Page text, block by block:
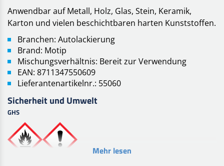
Anwendbar auf Metall, Holz, Glas, Stein, Keramik,
Karton und vielen beschichtbaren harten Kunststoffen.
Branchen: Autolackierung
Brand: Motip
Mischungsverhältnis: Bereit zur Verwendung
EAN: 8711347550609
Lieferantenartikelnr.: 55060
Sicherheit und Umwelt
GHS
Mehr lesen